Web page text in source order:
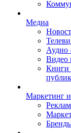
Медиа
Аудио
Видео
Книги
Маркетинг